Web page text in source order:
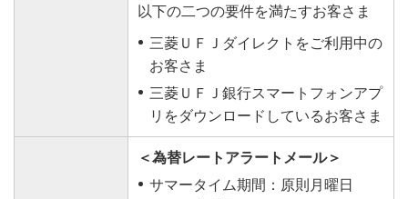
以下の二つの要件を満たすお客さま
三菱ＵＦＪダイレクトをご利用中の
お客さま
三菱ＵＦＪ銀行スマートフォンアプ
リをダウンロードしているお客さま
＜為替レートアラートメール＞
サマータイム期間：原則月曜日